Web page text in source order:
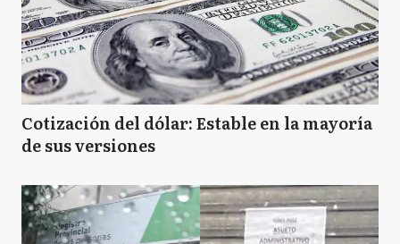
Cotización del dólar: Estable en la mayoría
de sus versiones